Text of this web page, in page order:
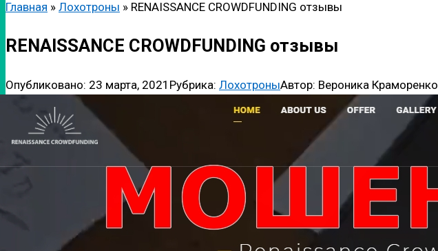
Главная » Лохотроны » RENAISSANCE CROWDFUNDING отзывы
RENAISSANCE CROWDFUNDING отзывы
Опубликовано: 23 марта, 2021 Рубрика: ЛохотроныАвтор: Вероника Краморенко